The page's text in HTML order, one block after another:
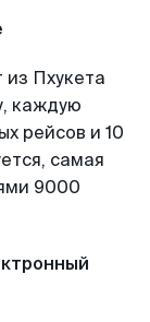
из Пхукета
каждую
рейсов и 10
самая
9000